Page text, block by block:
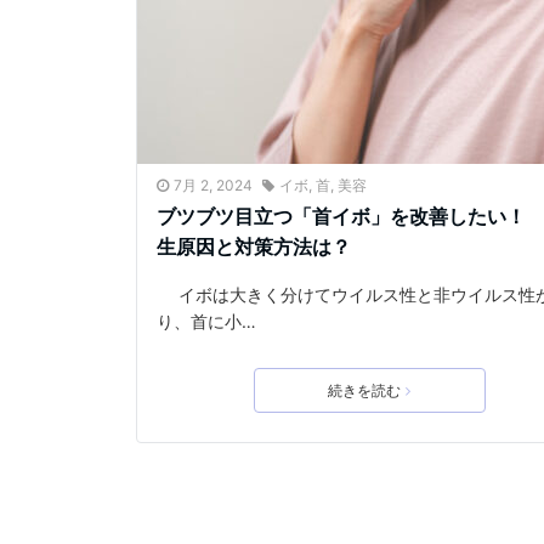
7月 2, 2024 イボ, 首, 美容
ブツブツ目立つ「首イボ」を改善したい！
生原因と対策方法は？
イボは大きく分けてウイルス性と非ウイルス性
り、首に小…
続きを読む